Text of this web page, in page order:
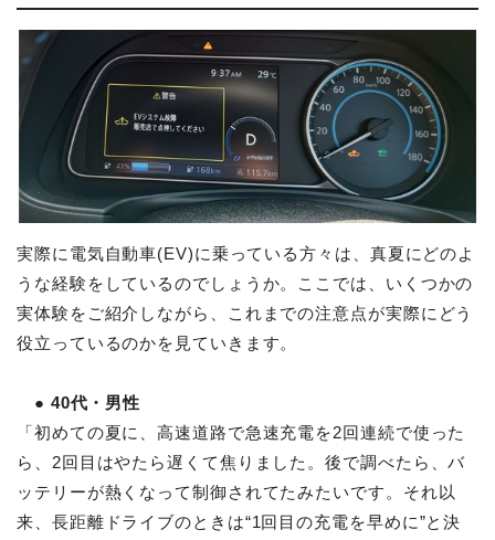
実際に電気自動車(EV)に乗っている方々は、真夏にどのよ
うな経験をしているのでしょうか。ここでは、いくつかの
実体験をご紹介しながら、これまでの注意点が実際にどう
役立っているのかを見ていきます。
● 40代・男性
「初めての夏に、高速道路で急速充電を2回連続で使った
ら、2回目はやたら遅くて焦りました。後で調べたら、バ
ッテリーが熱くなって制御されてたみたいです。それ以
来、長距離ドライブのときは“1回目の充電を早めに”と決